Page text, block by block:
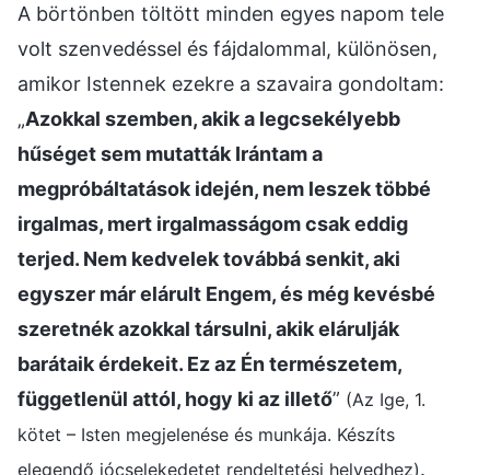
A börtönben töltött minden egyes napom tele
volt szenvedéssel és fájdalommal, különösen,
amikor Istennek ezekre a szavaira gondoltam:
„Azokkal szemben, akik a legcsekélyebb
hűséget sem mutatták Irántam a
megpróbáltatások idején, nem leszek többé
irgalmas, mert irgalmasságom csak eddig
terjed. Nem kedvelek továbbá senkit, aki
egyszer már elárult Engem, és még kevésbé
szeretnék azokkal társulni, akik elárulják
barátaik érdekeit. Ez az Én természetem,
függetlenül attól, hogy ki az illető” (Az Ige, 1.
kötet – Isten megjelenése és munkája. Készíts
elegendő jócselekedetet rendeltetési helyedhez).